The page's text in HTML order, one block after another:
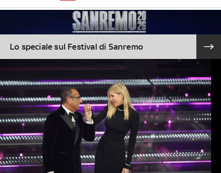
Lo speciale sul Festival di Sanremo